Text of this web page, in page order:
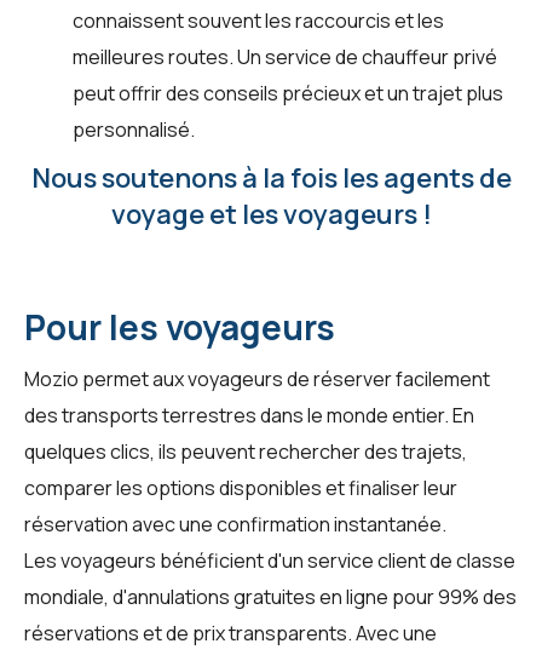
connaissent souvent les raccourcis et les
meilleures routes. Un service de chauffeur privé
peut offrir des conseils précieux et un trajet plus
personnalisé.
Nous soutenons à la fois les agents de
voyage et les voyageurs !
Pour les voyageurs
Mozio permet aux voyageurs de réserver facilement
des transports terrestres dans le monde entier. En
quelques clics, ils peuvent rechercher des trajets,
comparer les options disponibles et finaliser leur
réservation avec une confirmation instantanée.
Les voyageurs bénéficient d'un service client de classe
mondiale, d'annulations gratuites en ligne pour 99% des
réservations et de prix transparents. Avec une